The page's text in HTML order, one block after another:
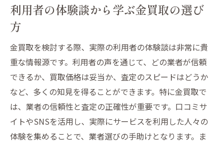
利用者の体験談から学ぶ金買取の選び
方
金買取を検討する際、実際の利用者の体験談は非常に貴
重な情報源です。利用者の声を通じて、どの業者が信頼
できるか、買取価格は妥当か、査定のスピードはどうか
など、多くの知見を得ることができます。特に金買取で
は、業者の信頼性と査定の正確性が重要です。口コミサ
イトやSNSを活用し、実際にサービスを利用した人々の
体験を集めることで、業者選びの手助けとなります。ま